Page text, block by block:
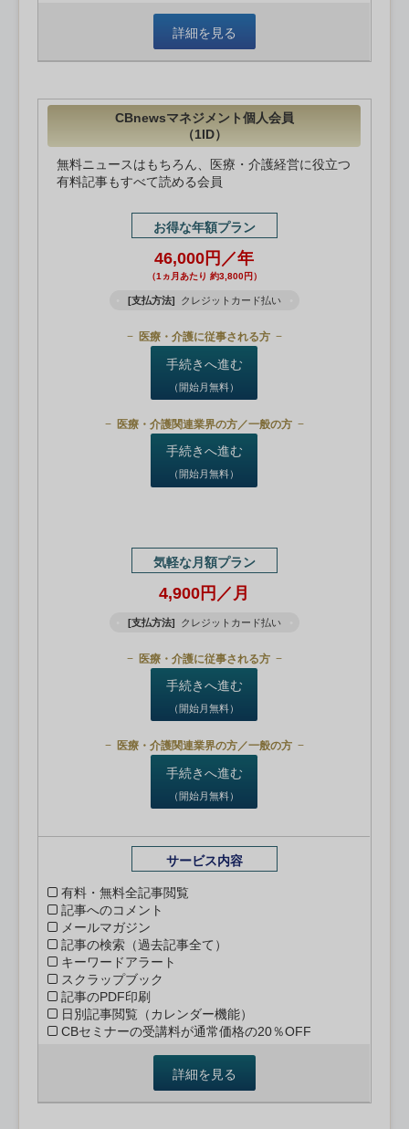
詳細を見る
CBnewsマネジメント個人会員
（1ID）
無料ニュースはもちろん、医療・介護経営に役立つ
有料記事もすべて読める会員
お得な年額プラン
46,000円／年
（1ヵ月あたり 約3,800円）
[支払方法] クレジットカード払い
医療・介護に従事される方
手続きへ進む
（開始月無料）
医療・介護関連業界の方／一般の方
手続きへ進む
（開始月無料）
気軽な月額プラン
4,900円／月
[支払方法] クレジットカード払い
医療・介護に従事される方
手続きへ進む
（開始月無料）
医療・介護関連業界の方／一般の方
手続きへ進む
（開始月無料）
サービス内容
有料・無料全記事閲覧
記事へのコメント
メールマガジン
記事の検索（過去記事全て）
キーワードアラート
スクラップブック
記事のPDF印刷
日別記事閲覧（カレンダー機能）
CBセミナーの受講料が通常価格の20％OFF
詳細を見る